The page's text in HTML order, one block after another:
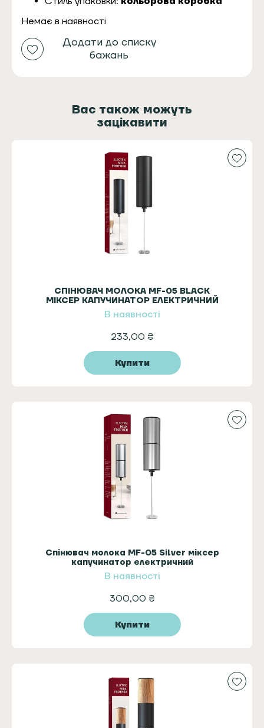
Немає в наявності
Додати до списку
бажань
Вас також можуть
зацікавити
СПІНЮВАЧ МОЛОКА MF-05 BLACK
МІКСЕР КАПУЧИНАТОР ЕЛЕКТРИЧНИЙ
В наявності
233,00 ₴
Купити
Спінювач молока MF-05 Silver міксер
капучинатор електричний
В наявності
300,00 ₴
Купити